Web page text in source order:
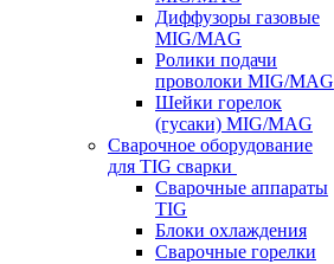
Диффузоры газовые
MIG/MAG
Ролики подачи
проволоки MIG/MAG
Шейки горелок
(гусаки) MIG/MAG
Сварочное оборудование
для TIG сварки
Сварочные аппараты
TIG
Блоки охлаждения
Сварочные горелки